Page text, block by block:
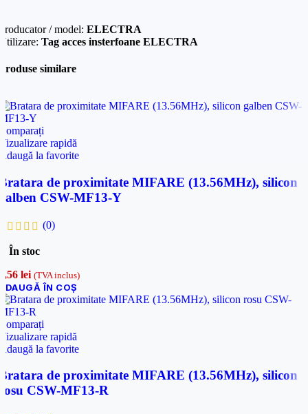
Cerințele tale (proiect, buget, termen, alte produse)
/ model: ELECTRA
Tag acces insterfoane ELECTRA
similare
rapidă
la favorite
de proximitate MIFARE (13.56MHz), silicon
CSW-MF13-Y
(0)
În stoc
lei (TVA inclus)
ÎN COȘ
rapidă
la favorite
de proximitate MIFARE (13.56MHz), silicon
CSW-MF13-R